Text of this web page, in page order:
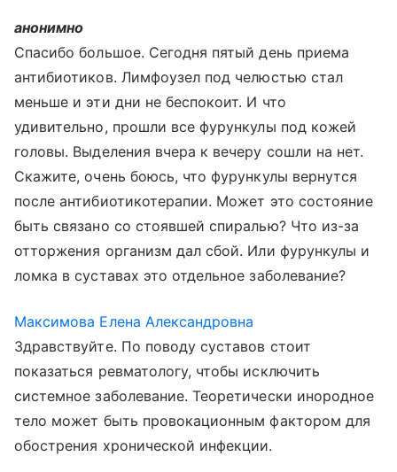
анонимно
Спасибо большое. Сегодня пятый день приема
антибиотиков. Лимфоузел под челюстью стал
меньше и эти дни не беспокоит. И что
удивительно, прошли все фурункулы под кожей
головы. Выделения вчера к вечеру сошли на нет.
Скажите, очень боюсь, что фурункулы вернутся
после антибиотикотерапии. Может это состояние
быть связано со стоявшей спиралью? Что из-за
отторжения организм дал сбой. Или фурункулы и
ломка в суставах это отдельное заболевание?
Максимова Елена Александровна
Здравствуйте. По поводу суставов стоит
показаться ревматологу, чтобы исключить
системное заболевание. Теоретически инородное
тело может быть провокационным фактором для
обострения хронической инфекции.